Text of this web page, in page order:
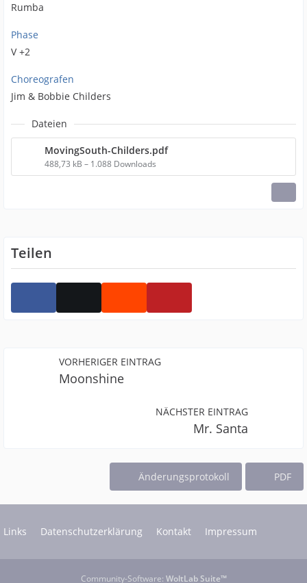
Rumba
Phase
V +2
Choreografen
Jim & Bobbie Childers
Dateien
MovingSouth-Childers.pdf
488,73 kB – 1.088 Downloads
Teilen
VORHERIGER EINTRAG
Moonshine
NÄCHSTER EINTRAG
Mr. Santa
Änderungsprotokoll PDF
Links Datenschutzerklärung Kontakt Impressum
Community-Software: WoltLab Suite™